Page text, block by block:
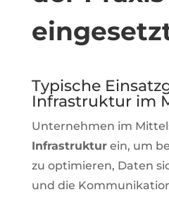
Typische
Infrastruktur im
Unternehmen im
Infrastrukturein, um
zu optimieren, Daten
und die